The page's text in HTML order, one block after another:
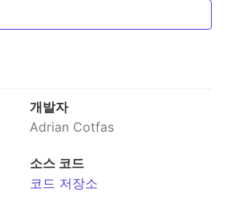
개발자
Adrian Cotfas
소스 코드
코드 저장소